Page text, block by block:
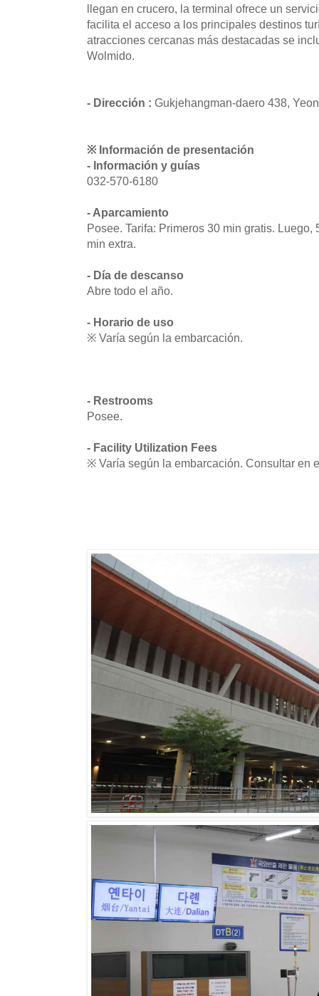
llegan en crucero, la terminal ofrece un
facilita el acceso a los principales destinos
atracciones cercanas más destacadas se
Wolmido.
- Dirección : Gukjehangman-daero 438,
※ Información de presentación
- Información y guías
032-570-6180
- Aparcamiento
Posee. Tarifa: Primeros 30 min gratis.
min extra.
- Día de descanso
Abre todo el año.
- Horario de uso
※ Varía según la embarcación.
- Restrooms
Posee.
- Facility Utilization Fees
※ Varía según la embarcación. Consultar en